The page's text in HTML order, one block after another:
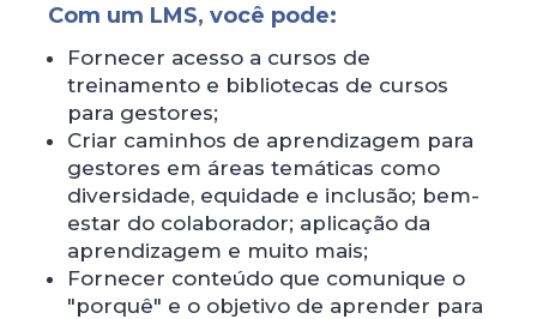
Com um LMS, você pode:
Fornecer acesso a cursos de
treinamento e bibliotecas de cursos
para gestores;
Criar caminhos de aprendizagem para
gestores em áreas temáticas como
diversidade, equidade e inclusão; bem-
estar do colaborador; aplicação da
aprendizagem e muito mais;
Fornecer conteúdo que comunique o
"porquê" e o objetivo de aprender para